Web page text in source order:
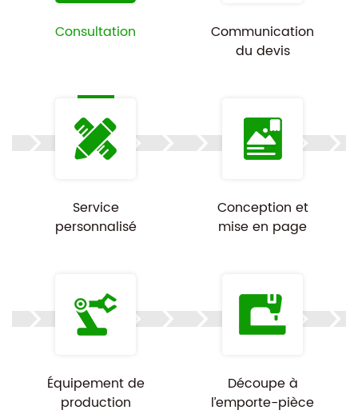
Consultation
Communication
du devis
Service
personnalisé
Conception et
mise en page
Équipement de
production
Découpe à
l’emporte-pièce